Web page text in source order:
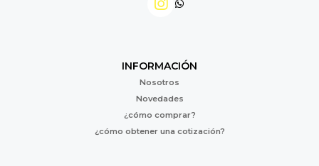
INFORMACIÓN
Nosotros
Novedades
¿cómo comprar?
¿cómo obtener una cotización?